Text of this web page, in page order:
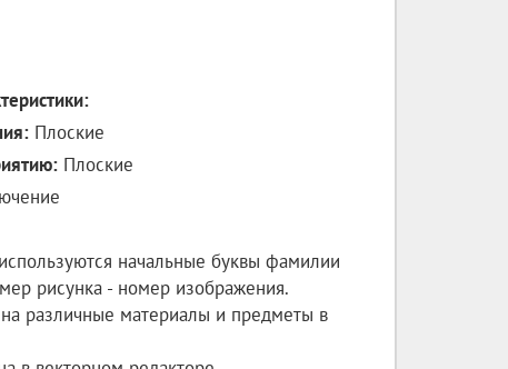
Плоские
Плоские
начальные буквы фамилии
рисунка - номер изображения.
различные материалы и предметы в